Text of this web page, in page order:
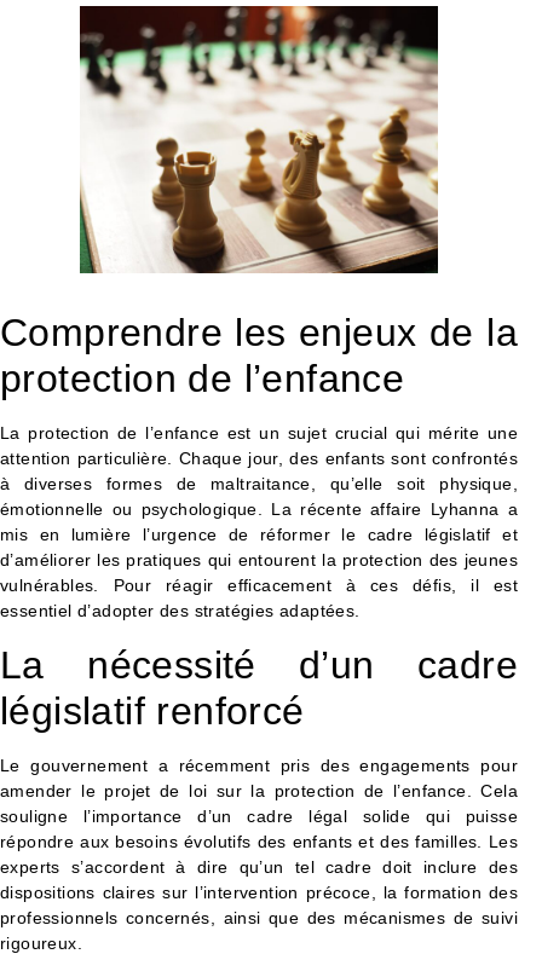
Comprendre les enjeux de la
protection de l’enfance
La protection de l’enfance est un sujet crucial qui mérite une
attention particulière. Chaque jour, des enfants sont confrontés
à diverses formes de maltraitance, qu’elle soit physique,
émotionnelle ou psychologique. La récente affaire Lyhanna a
mis en lumière l’urgence de réformer le cadre législatif et
d’améliorer les pratiques qui entourent la protection des jeunes
vulnérables. Pour réagir efficacement à ces défis, il est
essentiel d’adopter des stratégies adaptées.
La nécessité d’un cadre
législatif renforcé
Le gouvernement a récemment pris des engagements pour
amender le projet de loi sur la protection de l’enfance. Cela
souligne l’importance d’un cadre légal solide qui puisse
répondre aux besoins évolutifs des enfants et des familles. Les
experts s’accordent à dire qu’un tel cadre doit inclure des
dispositions claires sur l’intervention précoce, la formation des
professionnels concernés, ainsi que des mécanismes de suivi
rigoureux.